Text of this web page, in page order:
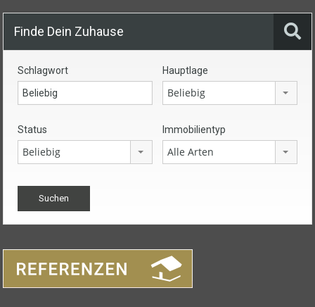
Finde Dein Zuhause
Schlagwort Hauptlage
Beliebig
Status
Beliebig
Immobilientyp
Alle Arten